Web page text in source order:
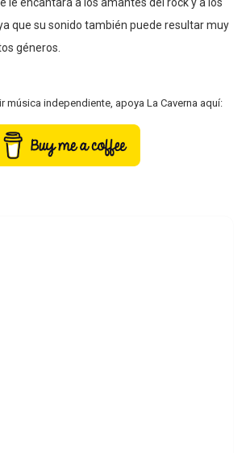
que su sonido también puede resultar muy
géneros.
música independiente, apoya La Caverna aquí: